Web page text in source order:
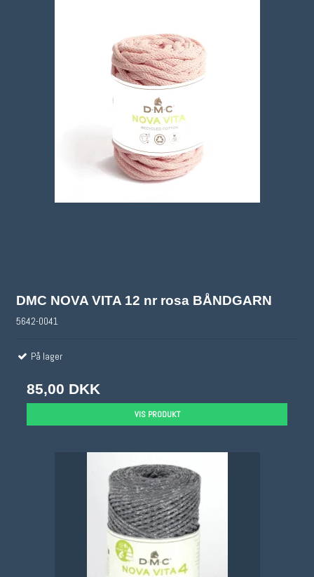
DMC NOVA VITA 12 nr rosa BÅNDGARN
5642-0041
På lager
85,00 DKK
VIS PRODUKT